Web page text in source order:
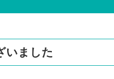
ました